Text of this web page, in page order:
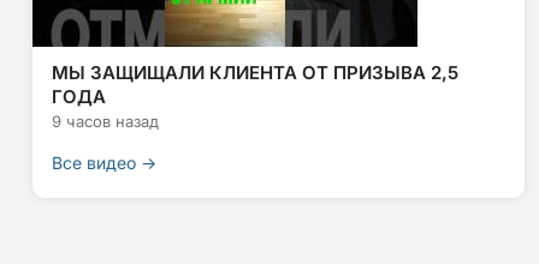
МЫ ЗАЩИЩАЛИ КЛИЕНТА ОТ ПРИЗЫВА 2,5
ГОДА
9 часов назад
Все видео →